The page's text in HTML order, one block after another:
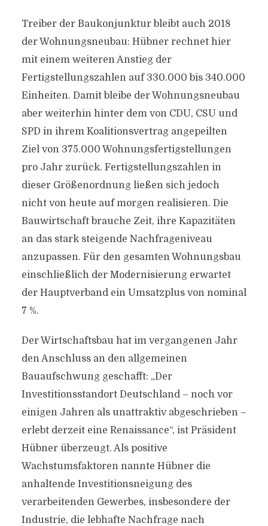
Treiber der Baukonjunktur bleibt auch 2018
der Wohnungsneubau: Hübner rechnet hier
mit einem weiteren Anstieg der
Fertigstellungszahlen auf 330.000 bis 340.000
Einheiten. Damit bleibe der Wohnungsneubau
aber weiterhin hinter dem von CDU, CSU und
SPD in ihrem Koalitionsvertrag angepeilten
Ziel von 375.000 Wohnungsfertigstellungen
pro Jahr zurück. Fertigstellungszahlen in
dieser Größenordnung ließen sich jedoch
nicht von heute auf morgen realisieren. Die
Bauwirtschaft brauche Zeit, ihre Kapazitäten
an das stark steigende Nachfrageniveau
anzupassen. Für den gesamten Wohnungsbau
einschließlich der Modernisierung erwartet
der Hauptverband ein Umsatzplus von nominal
7 %.
Der Wirtschaftsbau hat im vergangenen Jahr
den Anschluss an den allgemeinen
Bauaufschwung geschafft: „Der
Investitionsstandort Deutschland – noch vor
einigen Jahren als unattraktiv abgeschrieben –
erlebt derzeit eine Renaissance“, ist Präsident
Hübner überzeugt. Als positive
Wachstumsfaktoren nannte Hübner die
anhaltende Investitionsneigung des
verarbeitenden Gewerbes, insbesondere der
Industrie, die lebhafte Nachfrage nach